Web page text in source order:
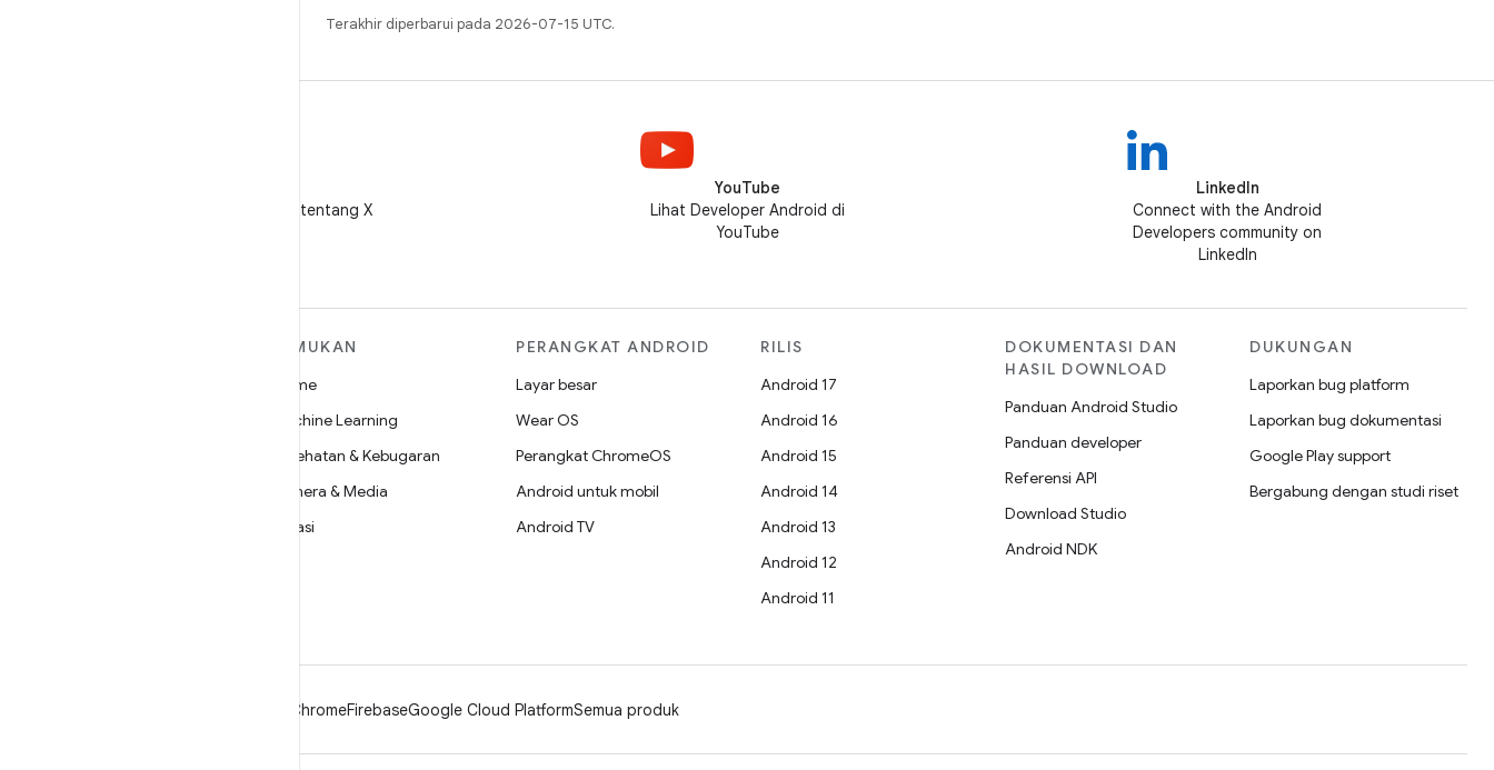
Terakhir diperbarui pada 2026-07-15 UTC.
Ikuti @AndroidDev tentang X
YouTube
Lihat Developer Android di
YouTube
LinkedIn
Connect with the Android
Developers community on
LinkedIn
TEMUKAN
Game
Machine Learning
Kesehatan & Kebugaran
Kamera & Media
Privasi
PERANGKAT ANDROID
Layar besar
Wear OS
Perangkat ChromeOS
Android untuk mobil
Android TV
RILIS
Android 17
Android 16
Android 15
Android 14
Android 13
Android 12
Android 11
DOKUMENTASI DAN
HASIL DOWNLOAD
Panduan Android Studio
Panduan developer
Referensi API
Download Studio
Android NDK
DUKUNGAN
Laporkan bug platform
Laporkan bug dokumentasi
Google Play support
Bergabung dengan studi riset
ChromeFirebaseGoogle Cloud PlatformSemua produk